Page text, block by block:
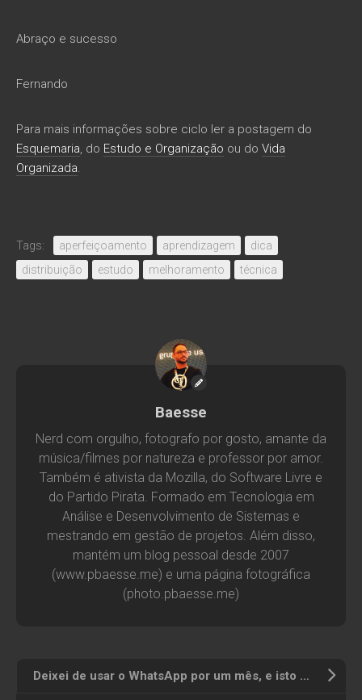
Abraço e sucesso
Fernando
Para mais informações sobre ciclo ler a postagem do
Esquemaria, do Estudo e Organização ou do Vida
Organizada.
Tags: aperfeiçoamento aprendizagem
dica
distribuição
estudo melhoramento técnica
Baesse
Nerd com orgulho, fotografo por gosto, amante da
música/filmes por natureza e professor por amor.
Também é ativista da Mozilla, do Software Livre e
do Partido Pirata. Formado em Tecnologia em
Análise e Desenvolvimento de Sistemas e
mestrando em gestão de projetos. Além disso,
mantém um blog pessoal desde 2007
(www.pbaesse.me) e uma página fotográfica
(photo.pbaesse.me)
Deixei de usar o WhatsApp por um mês, e isto é o que aprendi